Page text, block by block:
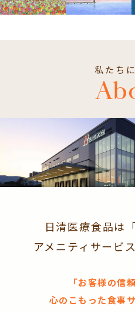
私たち
日清医療食品は
アメニティサービ
「お客様の信
心のこもった食事